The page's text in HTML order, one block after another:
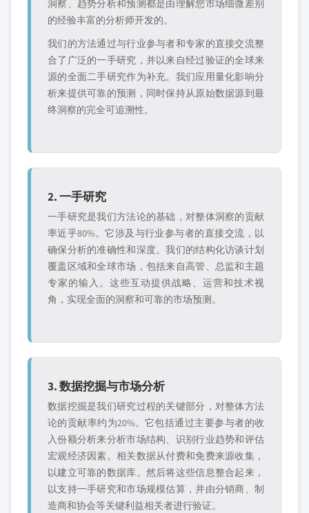
洞察、趋势分析和预测都是由理解您市场细微差别
的经验丰富的分析师开发的。
我们的方法通过与行业参与者和专家的直接交流整
合了广泛的一手研究，并以来自经过验证的全球来
源的全面二手研究作为补充。我们应用量化影响分
析来提供可靠的预测，同时保持从原始数据源到最
终洞察的完全可追溯性。
2. 一手研究
一手研究是我们方法论的基础，对整体洞察的贡献
率近乎80%。它涉及与行业参与者的直接交流，以
确保分析的准确性和深度。我们的结构化访谈计划
覆盖区域和全球市场，包括来自高管、总监和主题
专家的输入。这些互动提供战略、运营和技术视
角，实现全面的洞察和可靠的市场预测。
3. 数据挖掘与市场分析
数据挖掘是我们研究过程的关键部分，对整体方法
论的贡献率约为20%。它包括通过主要参与者的收
入份额分析来分析市场结构、识别行业趋势和评估
宏观经济因素。相关数据从付费和免费来源收集，
以建立可靠的数据库。然后将这些信息整合起来，
以支持一手研究和市场规模估算，并由分销商、制
造商和协会等关键利益相关者进行验证。